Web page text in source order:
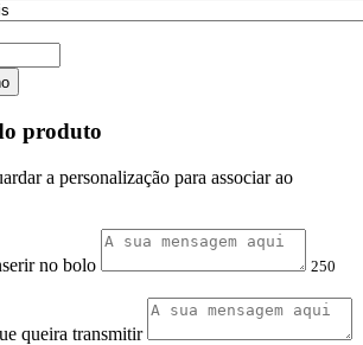
produto
a personalização para associar ao
no bolo
250
queira transmitir